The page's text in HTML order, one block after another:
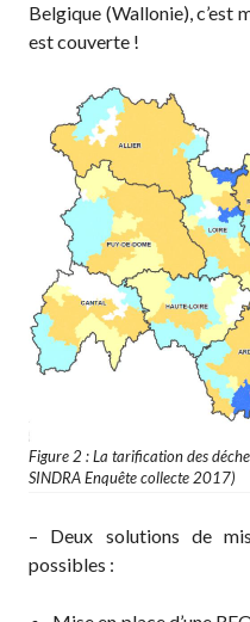
Belgique (Wallonie), c’est
est couverte !
Figure 2 : La tarification des
SINDRA Enquête collecte 2017)
– Deux solutions de
possibles :